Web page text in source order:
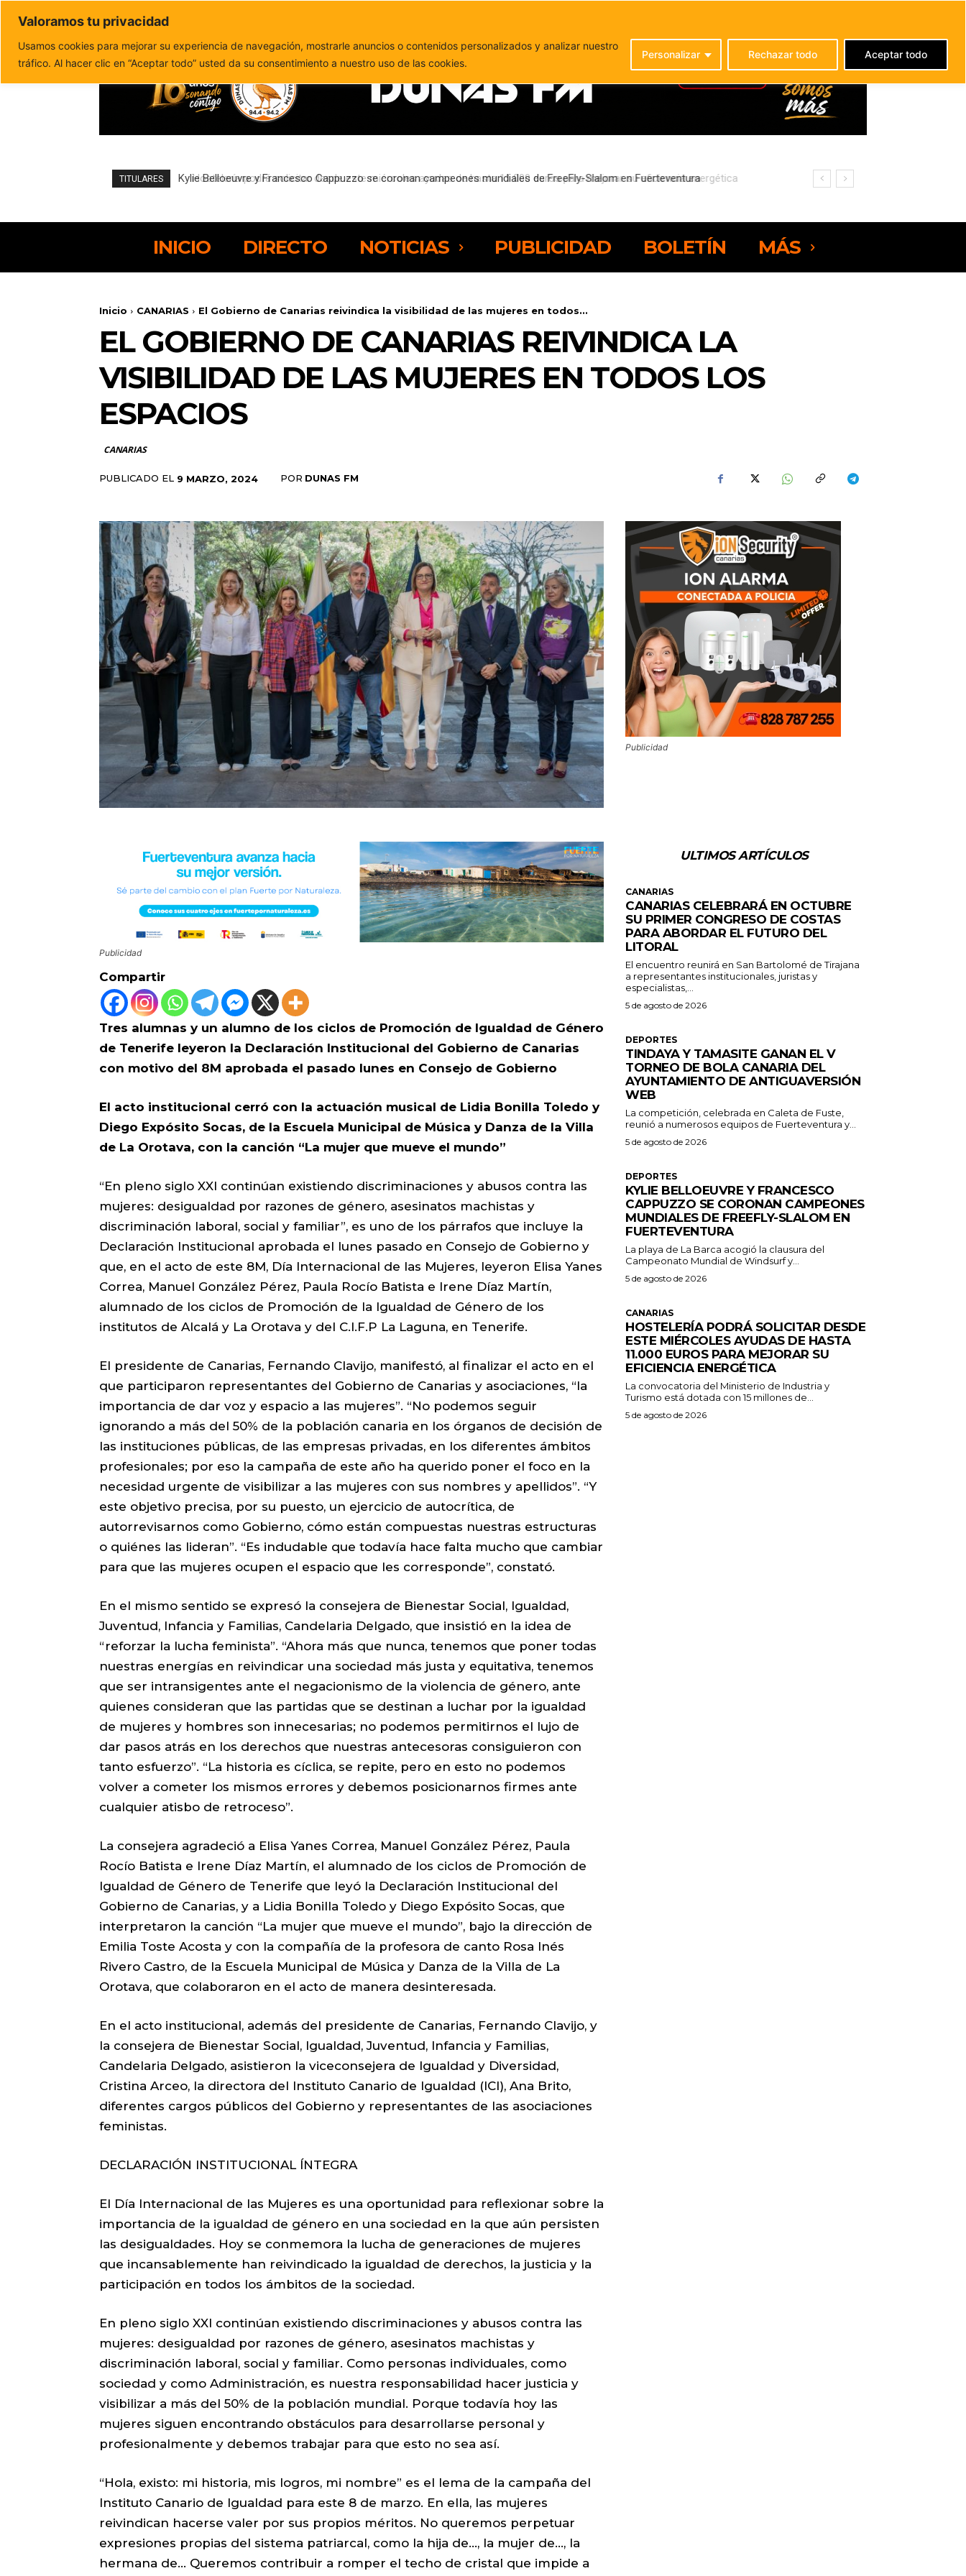
Valoramos tu privacidad
Usamos cookies para mejorar su experiencia de navegación, mostrarle anuncios o contenidos personalizados y analizar nuestro
tráfico. Al hacer clic en “Aceptar todo” usted da su consentimiento a nuestro uso de las cookies.
Personalizar Rechazar todo Aceptar todo
Política de privacidad
TITULARES Hostelería podrá solicitar desde este miércoles ayudas de hasta 11.000 euros para mejorar su eficiencia energética
INICIO DIRECTO NOTICIAS PUBLICIDAD BOLETÍN MÁS
Inicio CANARIAS El Gobierno de Canarias reivindica la visibilidad de las mujeres en todos...
EL GOBIERNO DE CANARIAS REIVINDICA LA
VISIBILIDAD DE LAS MUJERES EN TODOS LOS
ESPACIOS
CANARIAS
PUBLICADO EL 9 MARZO, 2024 POR DUNAS FM
Publicidad
Publicidad
Compartir
Tres alumnas y un alumno de los ciclos de Promoción de Igualdad de Género
de Tenerife leyeron la Declaración Institucional del Gobierno de Canarias
con motivo del 8M aprobada el pasado lunes en Consejo de Gobierno
El acto institucional cerró con la actuación musical de Lidia Bonilla Toledo y
Diego Expósito Socas, de la Escuela Municipal de Música y Danza de la Villa
de La Orotava, con la canción “La mujer que mueve el mundo”
“En pleno siglo XXI continúan existiendo discriminaciones y abusos contra las
mujeres: desigualdad por razones de género, asesinatos machistas y
discriminación laboral, social y familiar”, es uno de los párrafos que incluye la
Declaración Institucional aprobada el lunes pasado en Consejo de Gobierno y
que, en el acto de este 8M, Día Internacional de las Mujeres, leyeron Elisa Yanes
Correa, Manuel González Pérez, Paula Rocío Batista e Irene Díaz Martín,
alumnado de los ciclos de Promoción de la Igualdad de Género de los
institutos de Alcalá y La Orotava y del C.I.F.P La Laguna, en Tenerife.
El presidente de Canarias, Fernando Clavijo, manifestó, al finalizar el acto en el
que participaron representantes del Gobierno de Canarias y asociaciones, “la
importancia de dar voz y espacio a las mujeres”. “No podemos seguir
ignorando a más del 50% de la población canaria en los órganos de decisión de
las instituciones públicas, de las empresas privadas, en los diferentes ámbitos
profesionales; por eso la campaña de este año ha querido poner el foco en la
necesidad urgente de visibilizar a las mujeres con sus nombres y apellidos”. “Y
este objetivo precisa, por su puesto, un ejercicio de autocrítica, de
autorrevisarnos como Gobierno, cómo están compuestas nuestras estructuras
o quiénes las lideran”. “Es indudable que todavía hace falta mucho que cambiar
para que las mujeres ocupen el espacio que les corresponde”, constató.
En el mismo sentido se expresó la consejera de Bienestar Social, Igualdad,
Juventud, Infancia y Familias, Candelaria Delgado, que insistió en la idea de
“reforzar la lucha feminista”. “Ahora más que nunca, tenemos que poner todas
nuestras energías en reivindicar una sociedad más justa y equitativa, tenemos
que ser intransigentes ante el negacionismo de la violencia de género, ante
quienes consideran que las partidas que se destinan a luchar por la igualdad
de mujeres y hombres son innecesarias; no podemos permitirnos el lujo de
dar pasos atrás en los derechos que nuestras antecesoras consiguieron con
tanto esfuerzo”. “La historia es cíclica, se repite, pero en esto no podemos
volver a cometer los mismos errores y debemos posicionarnos firmes ante
cualquier atisbo de retroceso”.
La consejera agradeció a Elisa Yanes Correa, Manuel González Pérez, Paula
Rocío Batista e Irene Díaz Martín, el alumnado de los ciclos de Promoción de
Igualdad de Género de Tenerife que leyó la Declaración Institucional del
Gobierno de Canarias, y a Lidia Bonilla Toledo y Diego Expósito Socas, que
interpretaron la canción “La mujer que mueve el mundo”, bajo la dirección de
Emilia Toste Acosta y con la compañía de la profesora de canto Rosa Inés
Rivero Castro, de la Escuela Municipal de Música y Danza de la Villa de La
Orotava, que colaboraron en el acto de manera desinteresada.
En el acto institucional, además del presidente de Canarias, Fernando Clavijo, y
la consejera de Bienestar Social, Igualdad, Juventud, Infancia y Familias,
Candelaria Delgado, asistieron la viceconsejera de Igualdad y Diversidad,
Cristina Arceo, la directora del Instituto Canario de Igualdad (ICI), Ana Brito,
diferentes cargos públicos del Gobierno y representantes de las asociaciones
feministas.
DECLARACIÓN INSTITUCIONAL ÍNTEGRA
El Día Internacional de las Mujeres es una oportunidad para reflexionar sobre la
importancia de la igualdad de género en una sociedad en la que aún persisten
las desigualdades. Hoy se conmemora la lucha de generaciones de mujeres
que incansablemente han reivindicado la igualdad de derechos, la justicia y la
participación en todos los ámbitos de la sociedad.
En pleno siglo XXI continúan existiendo discriminaciones y abusos contra las
mujeres: desigualdad por razones de género, asesinatos machistas y
discriminación laboral, social y familiar. Como personas individuales, como
sociedad y como Administración, es nuestra responsabilidad hacer justicia y
visibilizar a más del 50% de la población mundial. Porque todavía hoy las
mujeres siguen encontrando obstáculos para desarrollarse personal y
profesionalmente y debemos trabajar para que esto no sea así.
“Hola, existo: mi historia, mis logros, mi nombre” es el lema de la campaña del
Instituto Canario de Igualdad para este 8 de marzo. En ella, las mujeres
reivindican hacerse valer por sus propios méritos. No queremos perpetuar
expresiones propias del sistema patriarcal, como la hija de…, la mujer de…, la
hermana de… Queremos contribuir a romper el techo de cristal que impide a
ULTIMOS ARTÍCULOS
CANARIAS
CANARIAS CELEBRARÁ EN OCTUBRE
SU PRIMER CONGRESO DE COSTAS
PARA ABORDAR EL FUTURO DEL
LITORAL
El encuentro reunirá en San Bartolomé de Tirajana
a representantes institucionales, juristas y
especialistas,...
5 de agosto de 2026
DEPORTES
TINDAYA Y TAMASITE GANAN EL V
TORNEO DE BOLA CANARIA DEL
AYUNTAMIENTO DE ANTIGUAVERSIÓN
WEB
La competición, celebrada en Caleta de Fuste,
reunió a numerosos equipos de Fuerteventura y...
5 de agosto de 2026
DEPORTES
KYLIE BELLOEUVRE Y FRANCESCO
CAPPUZZO SE CORONAN CAMPEONES
MUNDIALES DE FREEFLY-SLALOM EN
FUERTEVENTURA
La playa de La Barca acogió la clausura del
Campeonato Mundial de Windsurf y...
5 de agosto de 2026
CANARIAS
HOSTELERÍA PODRÁ SOLICITAR DESDE
ESTE MIÉRCOLES AYUDAS DE HASTA
11.000 EUROS PARA MEJORAR SU
EFICIENCIA ENERGÉTICA
La convocatoria del Ministerio de Industria y
Turismo está dotada con 15 millones de...
5 de agosto de 2026